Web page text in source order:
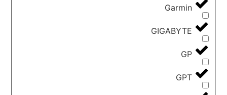
Garmin
GIGABYTE
GP
GPT